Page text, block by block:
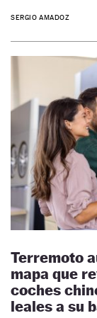
SERGIO AMADOZ
Terremoto
mapa que
coches
leales a su